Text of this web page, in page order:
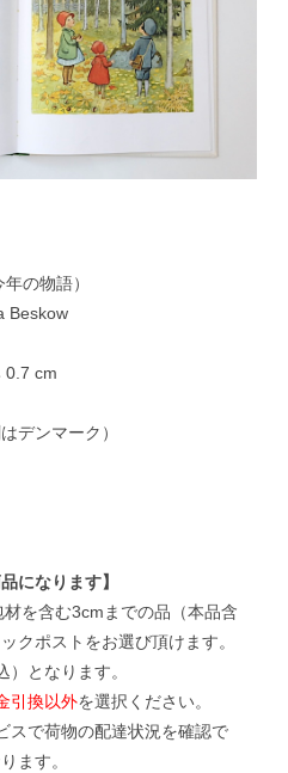
の物語）
Beskow
0.7 cm
デンマーク）
になります】
を含む3cmまでの品（本品含
クポストをお選び頂けます。
）となります。
引換以外を選択ください。
スで荷物の配達状況を確認で
ます。